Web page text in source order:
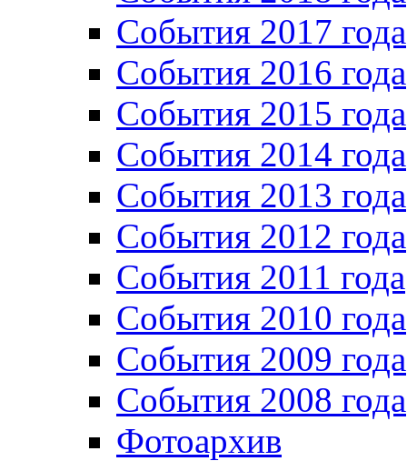
События 2017 года
События 2016 года
События 2015 года
События 2014 года
События 2013 года
События 2012 года
События 2011 года
События 2010 года
События 2009 года
События 2008 года
Фотоархив